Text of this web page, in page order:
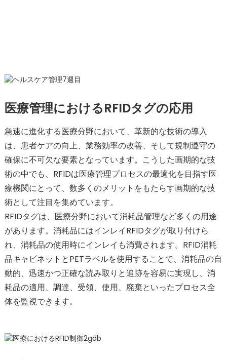
医療管理におけるRFIDタグの応用
急速に進化する医療分野において、革新的な技術の導入
は、患者ケアの向上、業務効率の改善、そして規制遵守の
確保に不可欠な要素となっています。こうした画期的な技
術の中でも、RFIDは医療管理プロセスの最適化を目指す医
療機関にとって、数多くのメリットをもたらす画期的な技
術として注目を集めています。
RFIDタグは、医療分野において消耗品管理など多くの用途
があります。消耗品にはインレイRFIDタグが取り付けら
れ、消耗品の使用時にインレイも消費されます。RFID消耗
品キャビネットとPETラベルを使用することで、消耗品の自
動的、迅速かつ正確な読み取りと追跡を容易に実現し、消
耗品の適用、調達、受領、使用、廃棄といったプロセス全
体を監視できます。